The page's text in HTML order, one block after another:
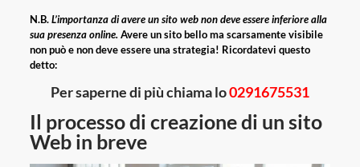
N.B.L’importanza di avere un sito web non deve essere inferiore alla
sua presenza online. Avere un sito bello ma scarsamente visibile
non può e non deve essere una strategia! Ricordatevi questo
detto:
Per saperne di più chiama lo0291675531
Il processo di creazione di un sito
Web in breve